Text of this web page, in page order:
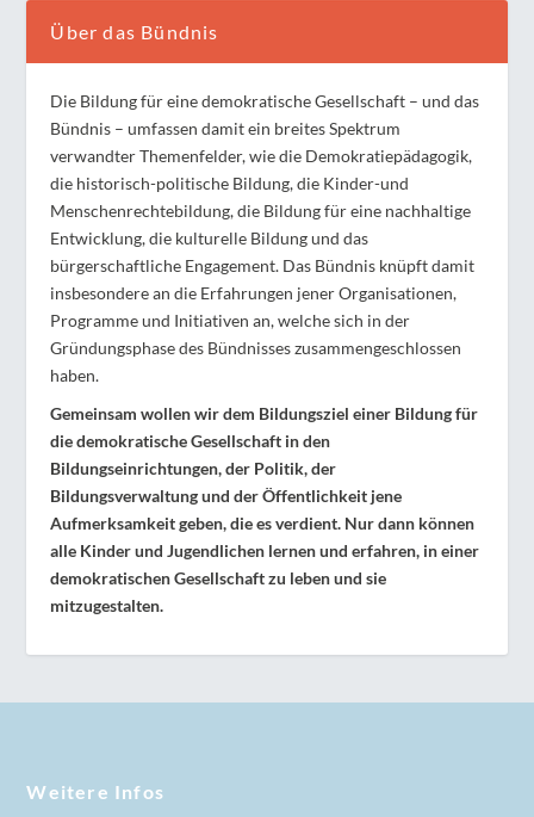
Über das Bündnis
Die Bildung für eine demokratische Gesellschaft – und das
Bündnis – umfassen damit ein breites Spektrum
verwandter Themenfelder, wie die Demokratiepädagogik,
die historisch-politische Bildung, die Kinder-und
Menschenrechtebildung, die Bildung für eine nachhaltige
Entwicklung, die kulturelle Bildung und das
bürgerschaftliche Engagement. Das Bündnis knüpft damit
insbesondere an die Erfahrungen jener Organisationen,
Programme und Initiativen an, welche sich in der
Gründungsphase des Bündnisses zusammengeschlossen
haben.
Gemeinsam wollen wir dem Bildungsziel einer Bildung für
die demokratische Gesellschaft in den
Bildungseinrichtungen, der Politik, der
Bildungsverwaltung und der Öffentlichkeit jene
Aufmerksamkeit geben, die es verdient. Nur dann können
alle Kinder und Jugendlichen lernen und erfahren, in einer
demokratischen Gesellschaft zu leben und sie
mitzugestalten.
Weitere Infos